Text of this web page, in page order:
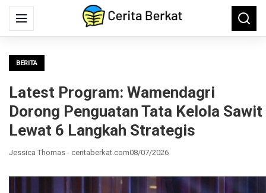
Menu
Search
for:
BERITA
Latest Program: Wamendagri
Dorong Penguatan Tata Kelola Sawit
Lewat 6 Langkah Strategis
Jessica Thomas - ceritaberkat.com08/07/2026